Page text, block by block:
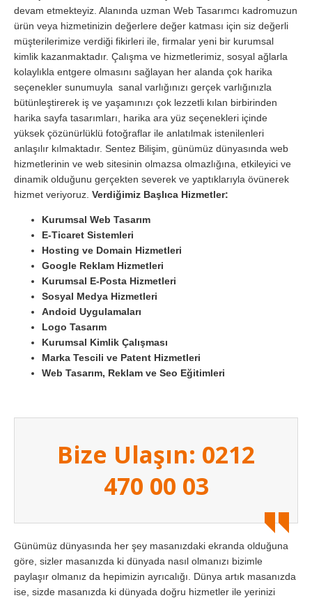
devam etmekteyiz. Alanında uzman Web Tasarımcı kadromuzun
ürün veya hizmetinizin değerlere değer katması için siz değerli
müşterilerimize verdiği fikirleri ile, firmalar yeni bir kurumsal
kimlik kazanmaktadır. Çalışma ve hizmetlerimiz, sosyal ağlarla
kolaylıkla entgere olmasını sağlayan her alanda çok harika
seçenekler sunumuyla sanal varlığınızı gerçek varlığınızla
bütünleştirerek iş ve yaşamınızı çok lezzetli kılan birbirinden
harika sayfa tasarımları, harika ara yüz seçenekleri içinde
yüksek çözünürlüklü fotoğraflar ile anlatılmak istenilenleri
anlaşılır kılmaktadır. Sentez Bilişim, günümüz dünyasında web
hizmetlerinin ve web sitesinin olmazsa olmazlığına, etkileyici ve
dinamik olduğunu gerçekten severek ve yaptıklarıyla övünerek
hizmet veriyoruz. Verdiğimiz Başlıca Hizmetler:
Kurumsal Web Tasarım
E-Ticaret Sistemleri
Hosting ve Domain Hizmetleri
Google Reklam Hizmetleri
Kurumsal E-Posta Hizmetleri
Sosyal Medya Hizmetleri
Andoid Uygulamaları
Logo Tasarım
Kurumsal Kimlik Çalışması
Marka Tescili ve Patent Hizmetleri
Web Tasarım, Reklam ve Seo Eğitimleri
Bize Ulaşın: 0212
470 00 03
Günümüz dünyasında her şey masanızdaki ekranda olduğuna
göre, sizler masanızda ki dünyada nasıl olmanızı bizimle
paylaşır olmanız da hepimizin ayrıcalığı. Dünya artık masanızda
ise, sizde masanızda ki dünyada doğru hizmetler ile yerinizi